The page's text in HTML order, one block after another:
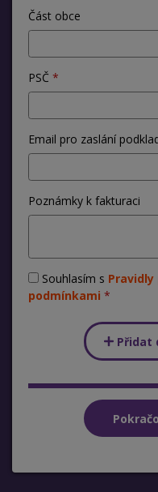
Část obce
PSČ
Email pro zaslání
Poznámky k fakturaci
Souhlasím s
podmínkami
Přidat